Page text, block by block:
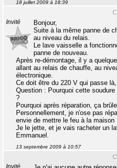
18 juillet 2009 à 18:39
Invité
Bonjour,
Suite à la même panne de
au niveau du relais.
Le lave vaisselle a
panne de nouveau.
Après re-démontage, il y a
allant au relais de chauffe, au
électronique.
Ce doit être du 220 V qui passe
Question : Pourquoi cette
?
Pourquoi après réparation, ça
Personnellement, je n'ose pas
envie de mettre le feu à la maison
Je le jette, et je vais racheter un
Emmanuel.
13 septembre 2009 à 10:57
Invité